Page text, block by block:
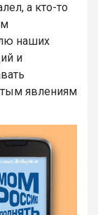
а кто-то
наших
и
явлениям